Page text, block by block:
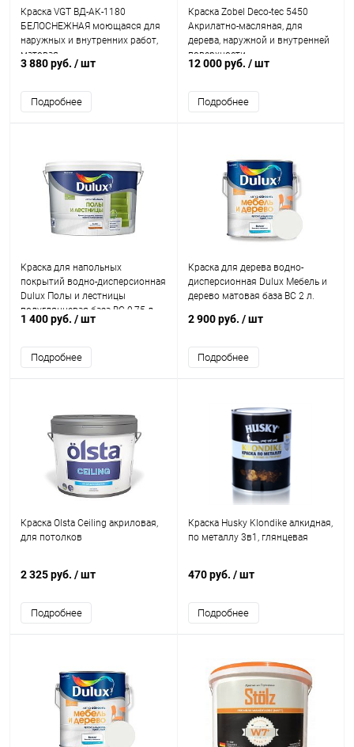
Краска VGT ВД-АК-1180
БЕЛОСНЕЖНАЯ моющаяся для
наружных и внутренних работ,
матовая
3 880 руб. / шт
Подробнее
Краска Zobel Deco-tec 5450
Акрилатно-масляная, для
дерева, наружной и внутренней
поверхности
12 000 руб. / шт
Подробнее
Краска для напольных
покрытий водно-дисперсионная
Dulux Полы и лестницы
полуглянцевая база BC 0,75 л.
1 400 руб. / шт
Подробнее
Краска для дерева водно-
дисперсионная Dulux Мебель и
дерево матовая база BC 2 л.
2 900 руб. / шт
Подробнее
Краска Olsta Ceiling акриловая,
для потолков
2 325 руб. / шт
Подробнее
Краска Husky Klondike алкидная,
по металлу 3в1, глянцевая
470 руб. / шт
Подробнее